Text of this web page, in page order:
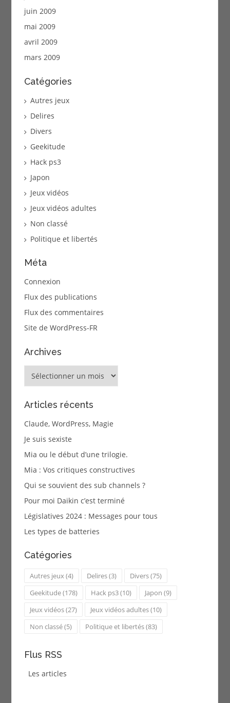
juin 2009
mai 2009
avril 2009
mars 2009
Catégories
Autres jeux
Delires
Divers
Geekitude
Hack ps3
Japon
Jeux vidéos
Jeux vidéos adultes
Non classé
Politique et libertés
Méta
Connexion
Flux des publications
Flux des commentaires
Site de WordPress-FR
Archives
Articles récents
Claude, WordPress, Magie
Je suis sexiste
Mia ou le début d’une trilogie.
Mia : Vos critiques constructives
Qui se souvient des sub channels ?
Pour moi Daikin c’est terminé
Législatives 2024 : Messages pour tous
Les types de batteries
Catégories
Autres jeux(4) Delires(3) Divers(75)
Geekitude(178) Hack ps3(10) Japon (9)
Jeux vidéos(27) Jeux vidéos adultes(10)
Non classé(5) Politique et libertés(83)
Flus RSS
Les articles